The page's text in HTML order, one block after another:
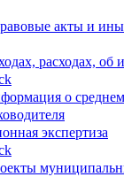
акты и
расходах, об
о
экспертиза